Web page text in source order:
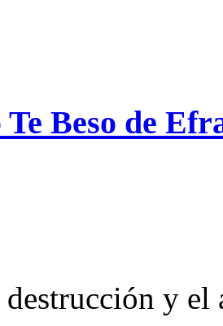
Te Beso de
destrucción y el